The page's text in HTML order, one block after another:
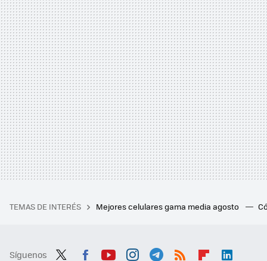
TEMAS DE INTERÉS Mejores celulares gama media agosto
Síguenos